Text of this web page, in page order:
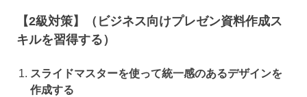
【2級対策】（ビジネス向けプレゼン資料作成ス
キルを習得する）
スライドマスターを使って統一感のあるデザインを
作成する